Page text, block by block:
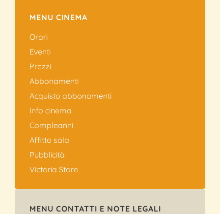
MENU CINEMA
Orari
Eventi
Prezzi
Abbonamenti
Acquisto abbonamenti
Info cinema
Compleanni
Affitto sala
Pubblicità
Victoria Store
MENU CONTATTI E NOTE LEGALI